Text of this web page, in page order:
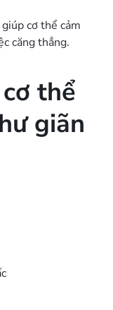
cơ thể cảm
căng thẳng.
thể
giãn